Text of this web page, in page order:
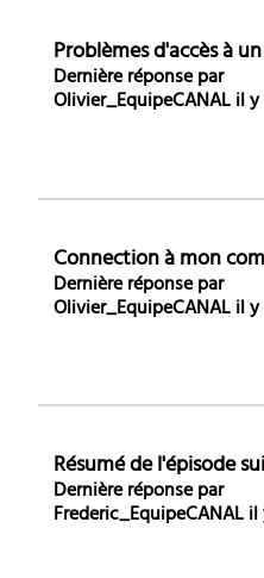
Problèmes d'accès à
Dernière réponse par
Olivier_EquipeCANAL il y
Dernière réponse par
Olivier_EquipeCANAL il y
Résumé de l'épisode
Dernière réponse par
Frederic_EquipeCANAL il